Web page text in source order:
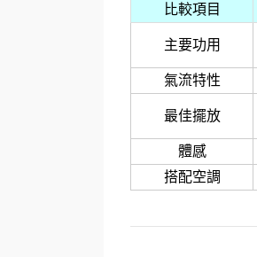
比較項目
主要功用
氣流特性
最佳擺放
體感
搭配空調